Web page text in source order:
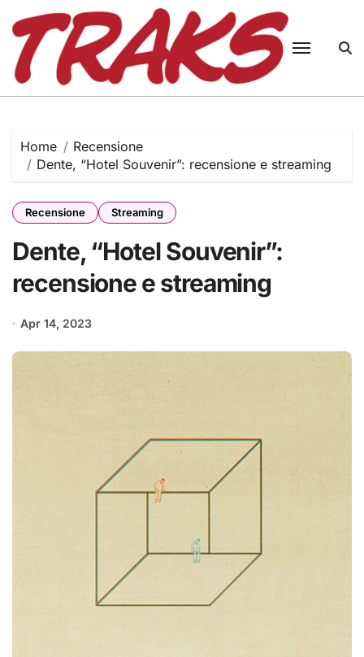
content
Home
Recensione
Dente, “Hotel Souvenir”: recensione e streaming
Recensione Streaming
Dente, “Hotel Souvenir”:
recensione e streaming
Apr 14, 2023